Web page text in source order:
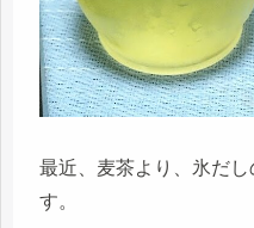
最近、麦茶より、氷だ
す。